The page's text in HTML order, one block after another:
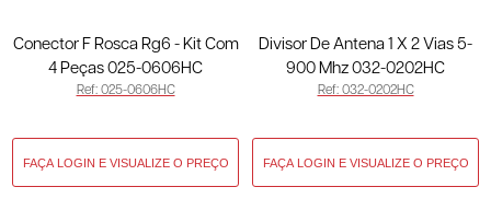
Conector F Rosca Rg6 - Kit Com
4 Peças 025-0606HC
Ref: 025-0606HC
Divisor De Antena 1 X 2 Vias 5-
900 Mhz 032-0202HC
Ref: 032-0202HC